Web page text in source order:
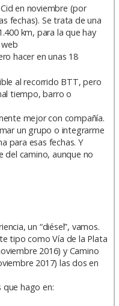
en noviembre (por
fechas). Se trata de una
km, para la que hay
hacer en unas 18
al recorrido BTT, pero
tiempo, barro o
mejor con compañía.
un grupo o integrarme
para esas fechas. Y
del camino, aunque no
un “diésel”, vamos.
tipo como Vía de la Plata
2016) y Camino
2017) las dos en
que hago en: